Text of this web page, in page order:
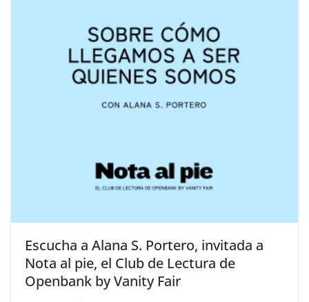
​Escucha a Alana S. Portero, invitada a
Nota al pie, el Club de Lectura de
Openbank by Vanity Fair